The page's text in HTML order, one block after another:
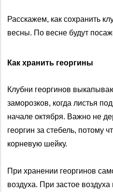
Расскажем, как сохранить
весны. По весне будут
Как хранить георгины
Клубни георгинов
заморозков, когда листья
начале октября. Важно не
георгин за стебель, потому
корневую шейку.
При хранении георгинов
воздуха. При застое воздуха